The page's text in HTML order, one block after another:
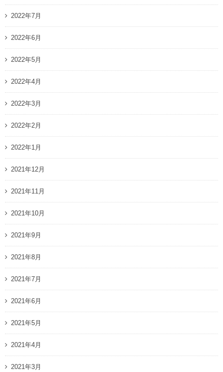
2022年7月
2022年6月
2022年5月
2022年4月
2022年3月
2022年2月
2022年1月
2021年12月
2021年11月
2021年10月
2021年9月
2021年8月
2021年7月
2021年6月
2021年5月
2021年4月
2021年3月